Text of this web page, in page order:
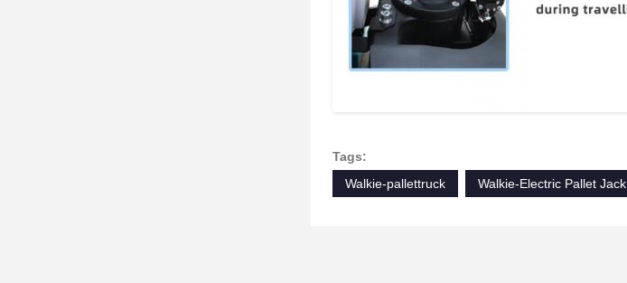
Tags:
Walkie-pallettruck
Walkie-Electric Pallet Jack